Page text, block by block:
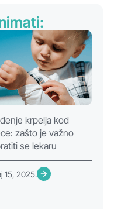
krpelja kod
zašto je važno
se lekaru
15, 2025.